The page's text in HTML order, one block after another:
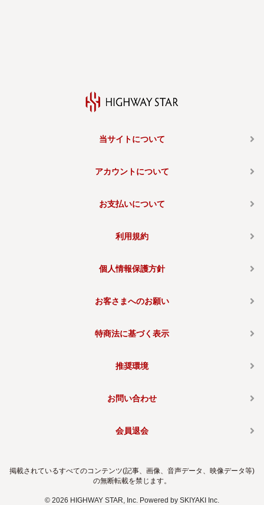
当サイトについて
アカウントについて
お支払いについて
利用規約
個人情報保護方針
お客さまへのお願い
特商法に基づく表示
推奨環境
お問い合わせ
会員退会
掲載されているすべてのコンテンツ(記事、画像、音声データ、映像データ等)
の無断転載を禁じます。
© 2026 HIGHWAY STAR, Inc. Powered by SKIYAKI Inc.